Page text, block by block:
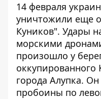
14 февраля
уничтожили еще
Куников". Удары
морскими
произошло у
оккупированного
города Алупка.
пробоины по